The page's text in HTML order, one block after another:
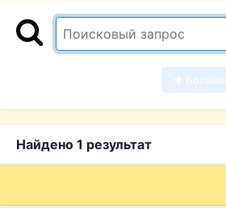
Найдено 1 результат